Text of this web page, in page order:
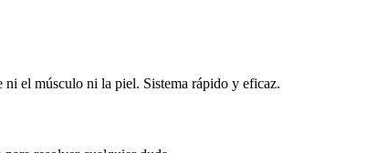
el músculo ni la piel. Sistema rápido y eficaz.